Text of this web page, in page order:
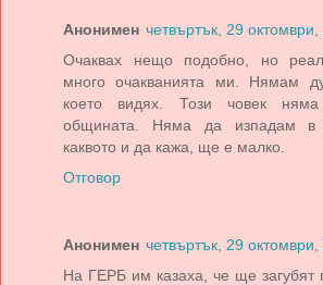
Анонимен четвъртък, 29
Очаквах нещо подобно, но
много очакванията ми. Нямам
което видях. Този човек
общината. Няма да изпадам в
каквото и да кажа, ще е малко.
Отговор
Анонимен четвъртък, 29
На ГЕРБ им казаха, че ще загубят